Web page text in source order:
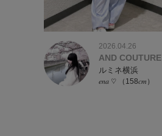
2026.04.26
AND COUTURE
ルミネ横浜
𝑒𝑛𝑎 ♡ （158𝑐𝑚）